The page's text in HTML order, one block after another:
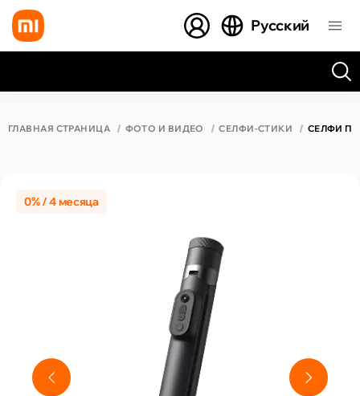
Русский
ГЛАВНАЯ СТРАНИЦА ФОТО И ВИДЕО СЕЛФИ-СТИКИ СЕЛФИ
0% / 4 месяца